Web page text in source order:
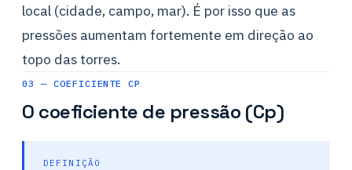
local (cidade, campo, mar). É por isso que as
pressões aumentam fortemente em direção ao
topo das torres.
03 — COEFICIENTE CP
O coeficiente de pressão (Cp)
DEFINIÇÃO